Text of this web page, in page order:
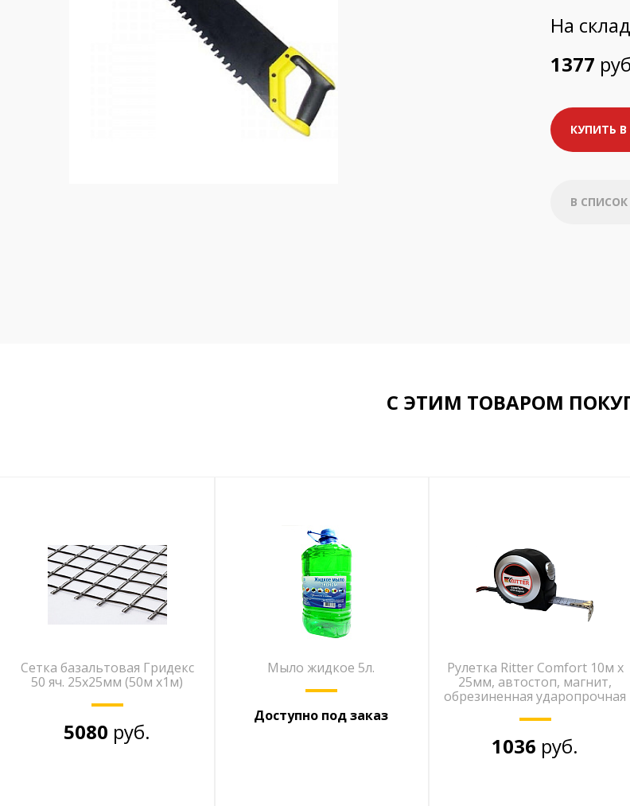
На
1377
КУПИТЬ
В
С ЭТИМ ТОВАРОМ
Сетка базальтовая Гридекс
50 яч. 25х25мм (50м х1м)
5080 руб.
Мыло жидкое 5л.
Доступно под заказ
Рулетка Ritter Comfort 10м х
25мм, автостоп, магнит,
обрезиненная ударопрочная
1036 руб.